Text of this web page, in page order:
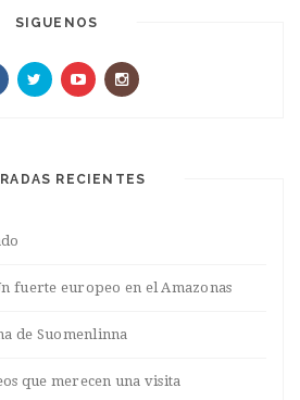
SIGUENOS
RECIENTES
fuerte europeo en el Amazonas
de Suomenlinna
que merecen una visita